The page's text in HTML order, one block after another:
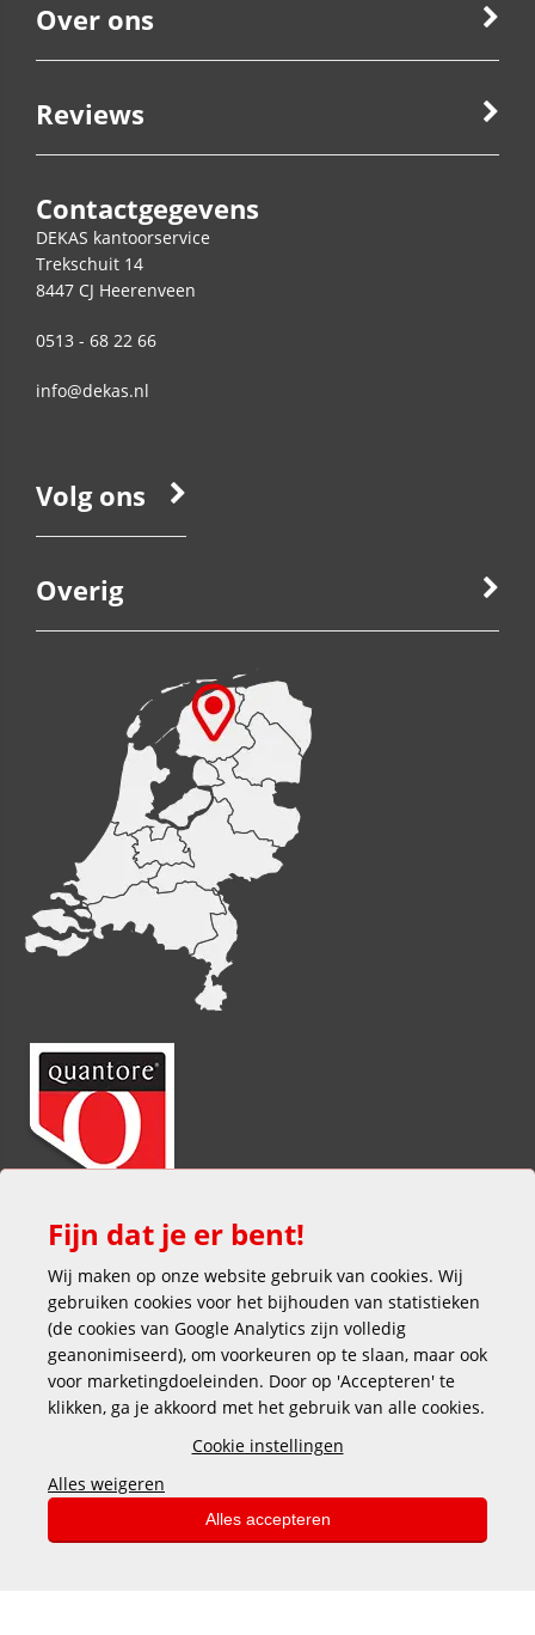
Over ons
Reviews
Contactgegevens
DEKAS kantoorservice
Trekschuit 14
8447 CJ Heerenveen
0513 - 68 22 66
info@dekas.nl
Volg ons
Overig
Veilig en gemakkelijk betalen
Fijn dat je er bent!
Wij maken op onze website gebruik van cookies. Wij
gebruiken cookies voor het bijhouden van statistieken
(de cookies van Google Analytics zijn volledig
geanonimiseerd), om voorkeuren op te slaan, maar ook
voor marketingdoeleinden. Door op 'Accepteren' te
klikken, ga je akkoord met het gebruik van alle cookies.
Cookie instellingen
Alles weigeren
Alles accepteren